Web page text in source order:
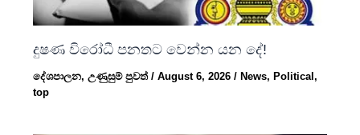
දුෂණ විරෝධී පනතට වෙන්න යන දේ!
දේශපාලන,උණුසුම් පුවත්/August 6, 2026/ News, Political,
top